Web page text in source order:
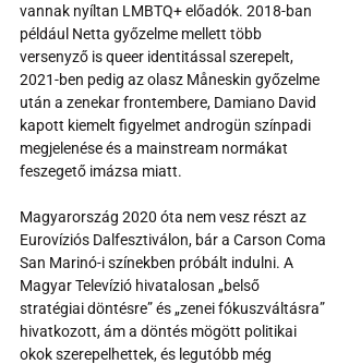
vannak nyíltan LMBTQ+ előadók. 2018-ban
például Netta győzelme mellett több
versenyző is queer identitással szerepelt,
2021-ben pedig az olasz Måneskin győzelme
után a zenekar frontembere, Damiano David
kapott kiemelt figyelmet androgün színpadi
megjelenése és a mainstream normákat
feszegető imázsa miatt.
Magyarország 2020 óta nem vesz részt az
Eurovíziós Dalfesztiválon, bár a Carson Coma
San Marinó-i színekben próbált indulni. A
Magyar Televízió hivatalosan „belső
stratégiai döntésre” és „zenei fókuszváltásra”
hivatkozott, ám a döntés mögött politikai
okok szerepelhettek, és legutóbb még